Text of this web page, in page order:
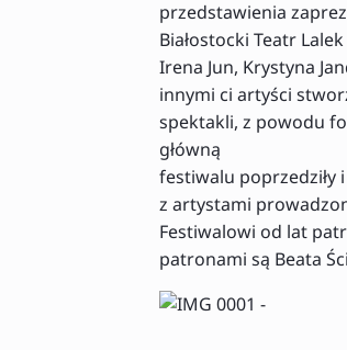
przedstawienia
Białostocki Teatr
Irena Jun, Krystyna
innymi ci artyści
spektakli, z powodu
główną
festiwalu poprzedziły
z artystami
Festiwalowi od lat
patronami są Beata